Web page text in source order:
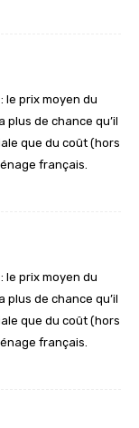
le prix moyen du
plus de chance qu’il
que du coût (hors
français.
le prix moyen du
plus de chance qu’il
que du coût (hors
français.